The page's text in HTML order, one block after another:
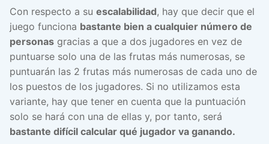
Con respecto a su escalabilidad, hay que decir que el
juego funciona bastante bien a cualquier número de
personas gracias a que a dos jugadores en vez de
puntuarse solo una de las frutas más numerosas, se
puntuarán las 2 frutas más numerosas de cada uno de
los puestos de los jugadores. Si no utilizamos esta
variante, hay que tener en cuenta que la puntuación
solo se hará con una de ellas y, por tanto, será
bastante difícil calcular qué jugador va ganando.